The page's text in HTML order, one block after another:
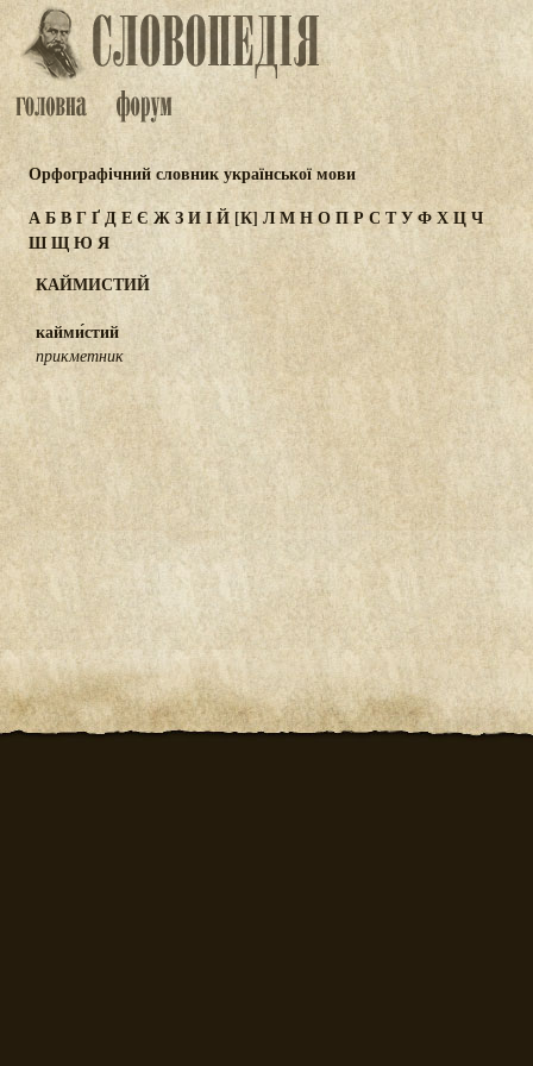
Орфографічний словник української мови
АБВГҐДЕЄ ЖЗИІЙ [К] ЛМНОПР СТУФХЦЧ
ШЩЮЯ
КАЙМИСТИЙ
кайми́стий
прикметник